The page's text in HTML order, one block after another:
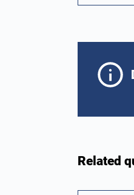
Related